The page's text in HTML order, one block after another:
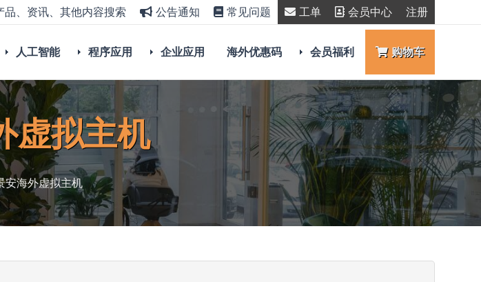
品、资讯、其他内容搜索 公告通知 常见问题 工单 会员中心 注册
人工智能 程序应用 企业应用 海外优惠码 会员福利 购物车
虚拟主机
安海外虚拟主机